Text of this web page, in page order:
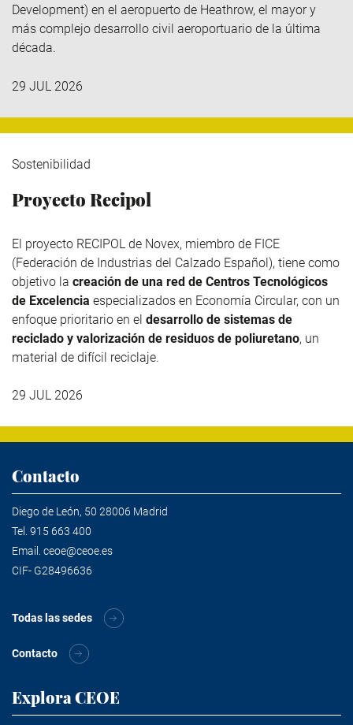
Development) en el aeropuerto de Heathrow, el mayor y
más complejo desarrollo civil aeroportuario de la última
década.
29 JUL 2026
Sostenibilidad
Proyecto Recipol
El proyecto RECIPOL de Novex, miembro de FICE
(Federación de Industrias del Calzado Español), tiene como
objetivo la creación de una red de Centros Tecnológicos
de Excelencia especializados en Economía Circular, con un
enfoque prioritario en el desarrollo de sistemas de
reciclado y valorización de residuos de poliuretano, un
material de difícil reciclaje.
29 JUL 2026
Contacto
Diego de León, 50 28006 Madrid
Tel. 915 663 400
Email. ceoe@ceoe.es
CIF- G28496636
Todas las sedes
Contacto
Explora CEOE